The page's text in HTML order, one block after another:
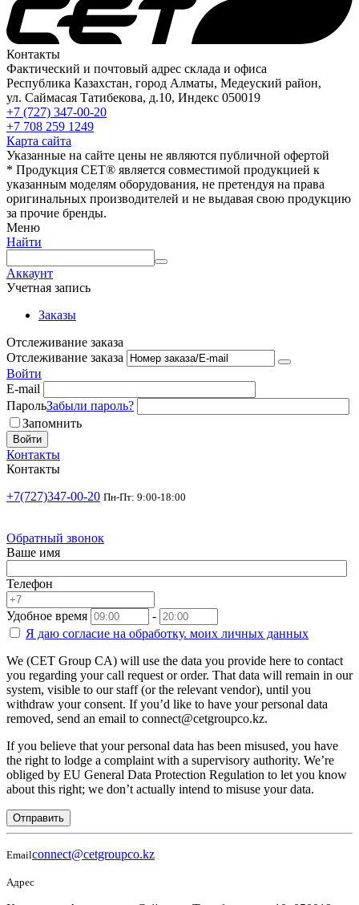
Контакты
Фактический и почтовый адрес склада и офиса
Республика Казахстан, город Алматы, Медеуский район,
ул. Саймасая Татибекова, д.10, Индекс 050019
+7 (727) 347-00-20
+7 708 259 1249
Карта сайта
Указанные на сайте цены не являются публичной офертой
* Продукция СЕТ® является совместимой продукцией к
указанным моделям оборудования, не претендуя на права
оригинальных производителей и не выдавая свою продукцию
за прочие бренды.
Меню
Найти
Аккаунт
Учетная запись
Заказы
Отслеживание заказа
Отслеживание заказа
Войти
E-mail
ПарольЗабыли пароль?
Запомнить
Войти
Контакты
Контакты
+7(727)347-00-20 Пн-Пт: 9:00-18:00
Обратный звонок
Ваше имя
Телефон
Удобное время
-
Я даю согласие на обработку. моих личных данных
We (CET Group CA) will use the data you provide here to contact
you regarding your call request or order. That data will remain in our
system, visible to our staff (or the relevant vendor), until you
withdraw your consent. If you’d like to have your personal data
removed, send an email to connect@cetgroupco.kz.
If you believe that your personal data has been misused, you have
the right to lodge a complaint with a supervisory authority. We’re
obliged by EU General Data Protection Regulation to let you know
about this right; we don’t actually intend to misuse your data.
Отправить
Emailconnect@cetgroupco.kz
Адрес